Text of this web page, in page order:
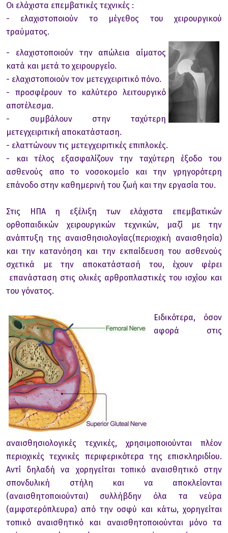
Οι ελάχιστα επεμβατικές τεχνικές :
- ελαχιστοποιούν το μέγεθος του χειρουργικού
τραύματος.
- ελαχιστοποιούν την απώλεια αίματος
κατά και μετά το χειρουργείο.
- ελαχιστοποιούν τον μετεγχειριτικό πόνο.
- προσφέρουν το καλύτερο λειτουργικό
αποτέλεσμα.
- συμβάλουν στην ταχύτερη
μετεγχειριτική αποκατάσταση.
- ελαττώνουν τις μετεγχειριτικές επιπλοκές.
- και τέλος εξασφαλίζουν την ταχύτερη έξοδο του
ασθενούς απο το νοσοκομείο και την γρηγορότερη
επάνοδο στην καθημερινή του ζωή και την εργασία του.
Στις ΗΠΑ η εξέλιξη των ελάχιστα επεμβατικών
ορθοπαιδικών χειρουργικών τεχνικών, μαζί με την
ανάπτυξη της αναισθησιολογίας(περιοχική αναισθησία)
και την κατανόηση και την εκπαίδευση του ασθενούς
σχετικά με την αποκατάστασή του, έχουν φέρει
επανάσταση στις ολικές αρθροπλαστικές του ισχίου και
του γόνατος.
Ειδικότερα, όσον
αφορά στις
αναισθησιολογικές τεχνικές, χρησιμοποιούνται πλέον
περιοχικές τεχνικές περιφερικότερα της επισκληριδίου.
Αντί δηλαδή να χορηγείται τοπικό αναισθητικό στην
σπονδυλική στήλη και να αποκλείονται
(αναισθητοποιούνται) συλλήβδην όλα τα νεύρα
(αμφοτερόπλευρα) από την οσφύ και κάτω, χορηγείται
τοπικό αναισθητικό και αναισθητοποιούνται μόνο τα